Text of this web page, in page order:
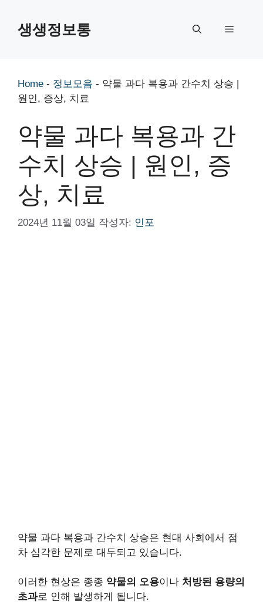
생생정보통 메
Home - 정보모음 - 약물 과다 복용과 간수치 상승 |
원인, 증상, 치료
약물 과다 복용과 간
수치 상승 | 원인, 증
상, 치료
2024년 11월 03일 작성자: 인포
약물 과다 복용과 간수치 상승은 현대 사회에서 점
차 심각한 문제로 대두되고 있습니다.
이러한 현상은 종종 약물의 오용이나 처방된 용량의
초과로 인해 발생하게 됩니다.